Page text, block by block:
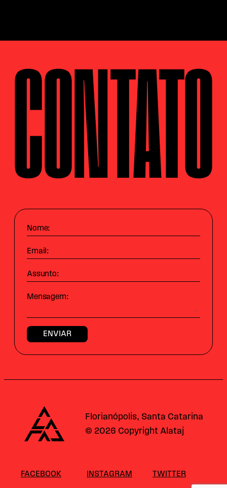
CONTATO
Nome:
Email:
Assunto:
Mensagem:
Alataj
Florianópolis, Santa Catarina
© 2026 Copyright Alataj
FACEBOOK INSTAGRAM TWITTER